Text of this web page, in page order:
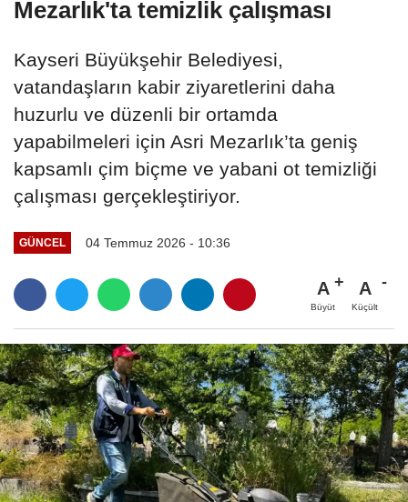
Mezarlık'ta temizlik çalışması
Kayseri Büyükşehir Belediyesi,
vatandaşların kabir ziyaretlerini daha
huzurlu ve düzenli bir ortamda
yapabilmeleri için Asri Mezarlık’ta geniş
kapsamlı çim biçme ve yabani ot temizliği
çalışması gerçekleştiriyor.
GÜNCEL 04 Temmuz 2026 - 10:36
A
Büyüt
A
Küçült